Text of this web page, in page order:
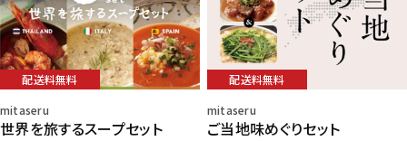
配送料無料
mitaseru
世界を旅するスープセット
配送料無料
mitaseru
ご当地味めぐりセット